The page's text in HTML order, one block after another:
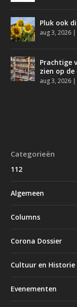
Pluk ook
aug 3, 2026
Prachtige
zien op
aug 3, 2026 |
Categorieën
112
Algemeen
Columns
Corona Dossier
Cultuur en Historie
Evenementen